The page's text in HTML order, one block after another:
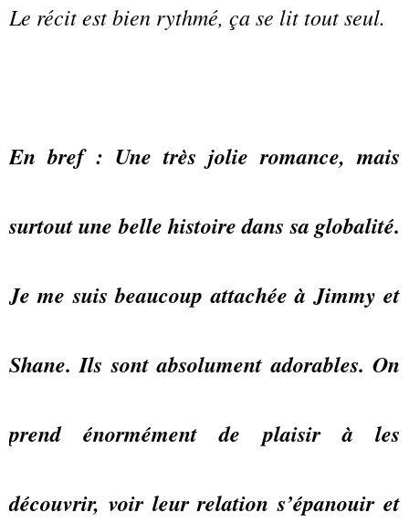
Le récit est bien rythmé, ça se lit tout seul.
En bref : Une très jolie romance, mais
surtout une belle histoire dans sa globalité.
Je me suis beaucoup attachée à Jimmy et
Shane. Ils sont absolument adorables. On
prend énormément de plaisir à les
découvrir, voir leur relation s’épanouir et